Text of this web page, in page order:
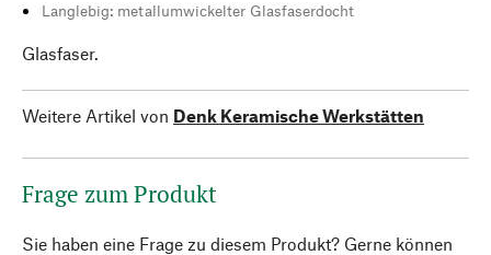
Langlebig: metallumwickelter Glasfaserdocht
Glasfaser.
Weitere Artikel von Denk Keramische Werkstätten
Frage zum Produkt
Sie haben eine Frage zu diesem Produkt? Gerne können